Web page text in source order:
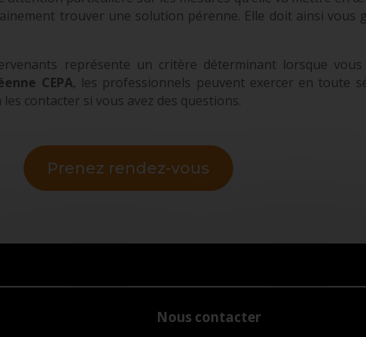
trouver une solution pérenne. Elle doit ainsi vous
représente un critère déterminant lorsque vous
CEPA, les professionnels peuvent exercer en toute
contacter si vous avez des questions.
Prenez rendez-vous
Nous contacter